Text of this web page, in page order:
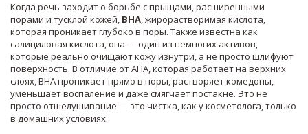
Когда речь заходит о борьбе с прыщами, расширенными
порами и тусклой кожей, BHA,жирорастворимая кислота,
которая проникает глубоко в поры. Также известна как
салициловая кислота, она — один из немногих активов,
которые реально очищают кожу изнутри, а не просто шлифуют
поверхность. В отличие от AHA, которая работает на верхних
слоях, BHA проникает прямо в поры, растворяет комедоны,
уменьшает воспаление и даже смягчает постакне. Это не
просто отшелушивание — это чистка, как у косметолога, только
в домашних условиях.